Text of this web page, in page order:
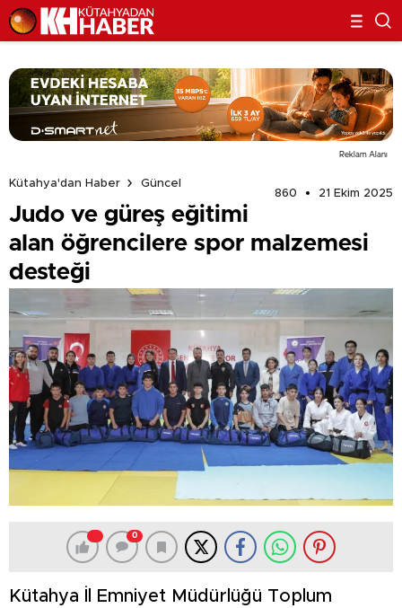
Reklam Alanı
Kütahya'dan Haber
Güncel
860
21 Ekim 2025
Judo ve güreş eğitimi
alan öğrencilere spor malzemesi
desteği
0
Kütahya İl Emniyet Müdürlüğü Toplum